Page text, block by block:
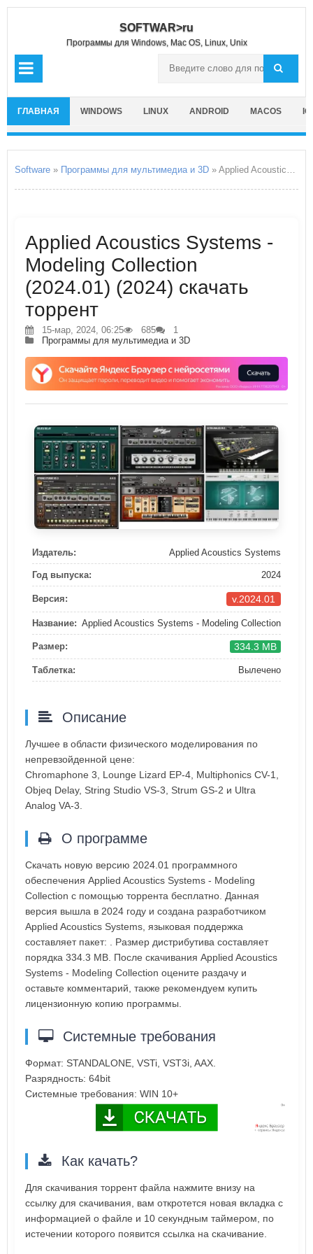
SOFTWAR>ru
Программы для Windows, Mac OS, Linux, Unix
ГЛАВНАЯ WINDOWS LINUX ANDROID MACOS
Software » Программы для мультимедиа и 3D » Applied Acoustics Systems - Modeling Collection
Applied Acoustics Systems -
Modeling Collection
(2024.01) (2024) скачать
торрент
15-мар, 2024, 06:25 685
1
Программы для мультимедиа и 3D
Издатель: Applied Acoustics Systems
Год выпуска: 2024
Версия: v.2024.01
Название: Applied Acoustics Systems - Modeling Collection
Размер: 334.3 MB
Таблетка: Вылечено
Описание
Лучшее в области физического моделирования по
непревзойденной цене:
Chromaphone 3, Lounge Lizard EP-4, Multiphonics CV-1,
Objeq Delay, String Studio VS-3, Strum GS-2 и Ultra
Analog VA-3.
О программе
Скачать новую версию 2024.01 программного
обеспечения Applied Acoustics Systems - Modeling
Collection с помощью торрента бесплатно. Данная
версия вышла в 2024 году и создана разработчиком
Applied Acoustics Systems, языковая поддержка
составляет пакет: . Размер дистрибутива составляет
порядка 334.3 MB. После скачивания Applied Acoustics
Systems - Modeling Collection оцените раздачу и
оставьте комментарий, также рекомендуем купить
лицензионную копию программы.
Системные требования
Формат: STANDALONE, VSTi, VST3i, AAX.
Разрядность: 64bit
Системные требования: WIN 10+
Как качать?
Для скачивания торрент файла нажмите внизу на
ссылку для скачивания, вам откротется новая вкладка с
информацией о файле и 10 секундным таймером, по
истечении которого появится ссылка на скачивание.